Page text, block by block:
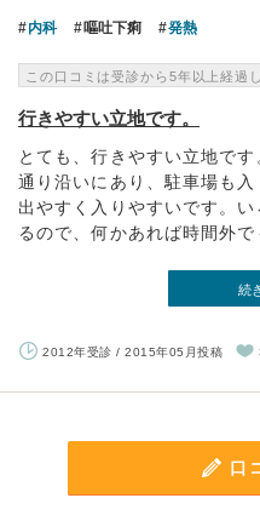
内科 嘔吐下痢 発熱
この口コミは受診から5年以上経過
行きやすい立地です。
とても、行きやすい立地で
通り沿いにあり、駐車場も入
出やすく入りやすいです。
るので、何かあれば時間外で
続
2012年受診 / 2015年05月投稿
口